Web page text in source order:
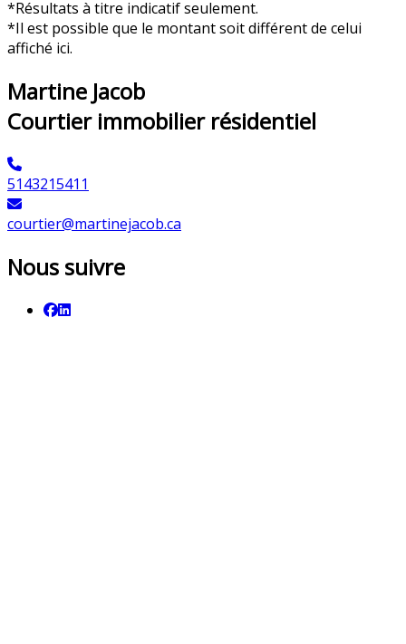
*Résultats à titre indicatif seulement.
*Il est possible que le montant soit différent de celui
affiché ici.
Martine Jacob
Courtier immobilier résidentiel
5143215411
courtier@martinejacob.ca
Nous suivre